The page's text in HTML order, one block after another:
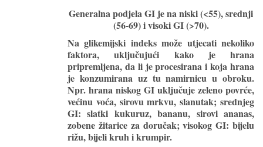
Generalna podjela GI je na niski (<55), srednji
(56-69) i visoki GI (>70).
Na glikemijski indeks može utjecati nekoliko
faktora, uključujući kako je hrana
pripremljena, da li je procesirana i koja hrana
je konzumirana uz tu namirnicu u obroku.
Npr. hrana niskog GI uključuje zeleno povrće,
većinu voća, sirovu mrkvu, slanutak; srednjeg
GI: slatki kukuruz, bananu, sirovi ananas,
zobene žitarice za doručak; visokog GI: bijelu
rižu, bijeli kruh i krumpir.